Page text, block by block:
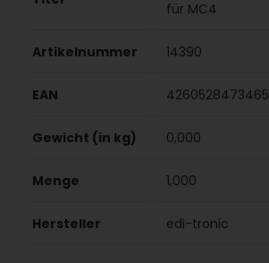
für MC4
Artikelnummer 14390
EAN 4260528473465
Gewicht (in kg) 0,000
Menge 1,000
Hersteller edi-tronic